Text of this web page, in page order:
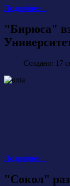
Подробнее...
"Бирюса"
Создано: 17
Подробнее...
"Сокол"